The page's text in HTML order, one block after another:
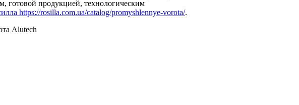
готовой продукцией, технологическим
https://rosilla.com.ua/catalog/promyshlennye-vorota/.